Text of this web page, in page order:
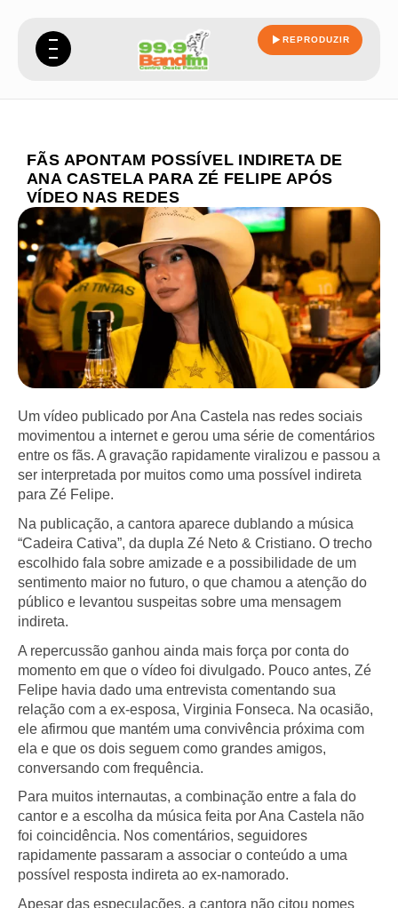
REPRODUZIR
FÃS APONTAM POSSÍVEL INDIRETA DE
ANA CASTELA PARA ZÉ FELIPE APÓS
VÍDEO NAS REDES
Um vídeo publicado por Ana Castela nas redes sociais
movimentou a internet e gerou uma série de comentários
entre os fãs. A gravação rapidamente viralizou e passou a
ser interpretada por muitos como uma possível indireta
para Zé Felipe.
Na publicação, a cantora aparece dublando a música
“Cadeira Cativa”, da dupla Zé Neto & Cristiano. O trecho
escolhido fala sobre amizade e a possibilidade de um
sentimento maior no futuro, o que chamou a atenção do
público e levantou suspeitas sobre uma mensagem
indireta.
A repercussão ganhou ainda mais força por conta do
momento em que o vídeo foi divulgado. Pouco antes, Zé
Felipe havia dado uma entrevista comentando sua
relação com a ex-esposa, Virginia Fonseca. Na ocasião,
ele afirmou que mantém uma convivência próxima com
ela e que os dois seguem como grandes amigos,
conversando com frequência.
Para muitos internautas, a combinação entre a fala do
cantor e a escolha da música feita por Ana Castela não
foi coincidência. Nos comentários, seguidores
rapidamente passaram a associar o conteúdo a uma
possível resposta indireta ao ex-namorado.
Apesar das especulações, a cantora não citou nomes